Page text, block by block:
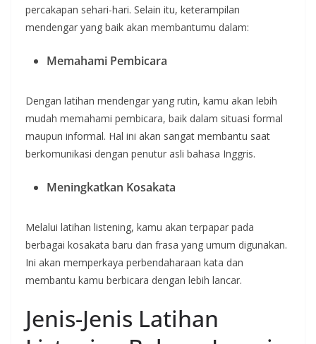
percakapan sehari-hari. Selain itu, keterampilan
mendengar yang baik akan membantumu dalam:
Memahami Pembicara
Dengan latihan mendengar yang rutin, kamu akan lebih
mudah memahami pembicara, baik dalam situasi formal
maupun informal. Hal ini akan sangat membantu saat
berkomunikasi dengan penutur asli bahasa Inggris.
Meningkatkan Kosakata
Melalui latihan listening, kamu akan terpapar pada
berbagai kosakata baru dan frasa yang umum digunakan.
Ini akan memperkaya perbendaharaan kata dan
membantu kamu berbicara dengan lebih lancar.
Jenis-Jenis Latihan